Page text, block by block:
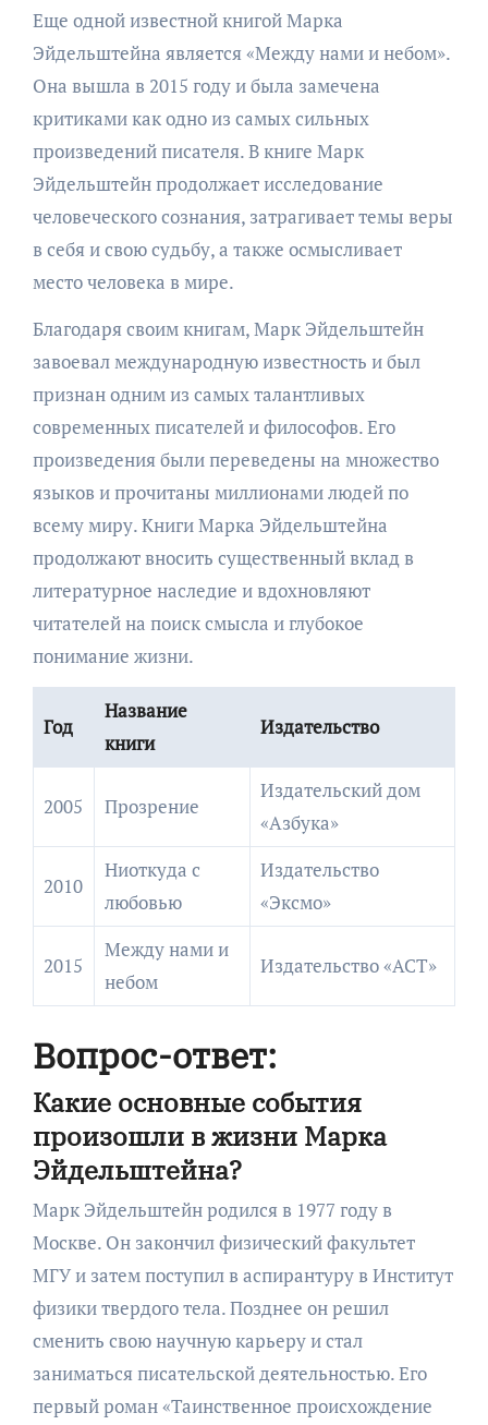
Еще одной известной книгой Марка
Эйдельштейна является «Между нами и небом».
Она вышла в 2015 году и была замечена
критиками как одно из самых сильных
произведений писателя. В книге Марк
Эйдельштейн продолжает исследование
человеческого сознания, затрагивает темы веры
в себя и свою судьбу, а также осмысливает
место человека в мире.
Благодаря своим книгам, Марк Эйдельштейн
завоевал международную известность и был
признан одним из самых талантливых
современных писателей и философов. Его
произведения были переведены на множество
языков и прочитаны миллионами людей по
всему миру. Книги Марка Эйдельштейна
продолжают вносить существенный вклад в
литературное наследие и вдохновляют
читателей на поиск смысла и глубокое
понимание жизни.
Год
Название
книги
Издательство
2005 Прозрение
Издательский дом
«Азбука»
2010
Ниоткуда с
любовью
Издательство
«Эксмо»
2015
Между нами и
небом
Издательство «АСТ»
Вопрос-ответ:
Какие основные события
произошли в жизни Марка
Эйдельштейна?
Марк Эйдельштейн родился в 1977 году в
Москве. Он закончил физический факультет
МГУ и затем поступил в аспирантуру в Институт
физики твердого тела. Позднее он решил
сменить свою научную карьеру и стал
заниматься писательской деятельностью. Его
первый роман «Таинственное происхождение